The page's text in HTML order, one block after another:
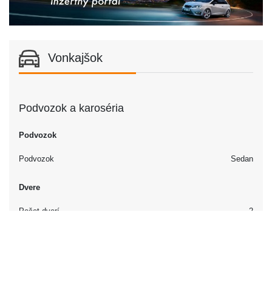
Vonkajšok
Podvozok a karoséria
Podvozok
Podvozok Sedan
Dvere
Počet dverí 2